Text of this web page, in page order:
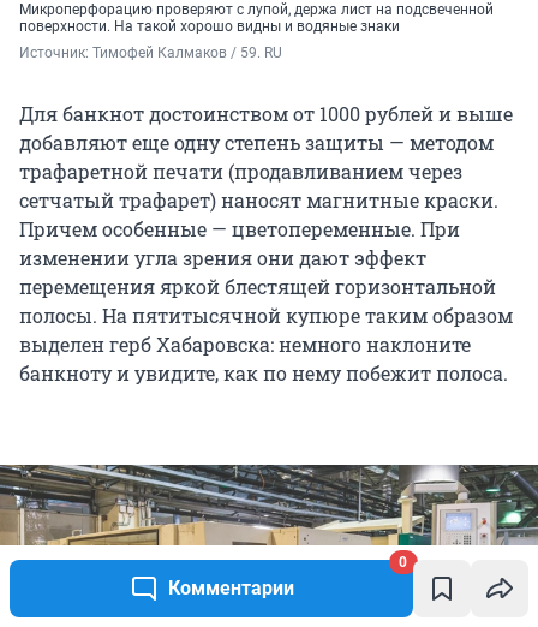
Комментарии
0
Микроперфорацию проверяют с лупой, держа лист на подсвеченной
поверхности. На такой хорошо видны и водяные знаки
Источник: Тимофей Калмаков / 59. RU
Для банкнот достоинством от 1000 рублей и выше
добавляют еще одну степень защиты — методом
трафаретной печати (продавливанием через
сетчатый трафарет) наносят магнитные краски.
Причем особенные — цветопеременные. При
изменении угла зрения они дают эффект
перемещения яркой блестящей горизонтальной
полосы. На пятитысячной купюре таким образом
выделен герб Хабаровска: немного наклоните
банкноту и увидите, как по нему побежит полоса.